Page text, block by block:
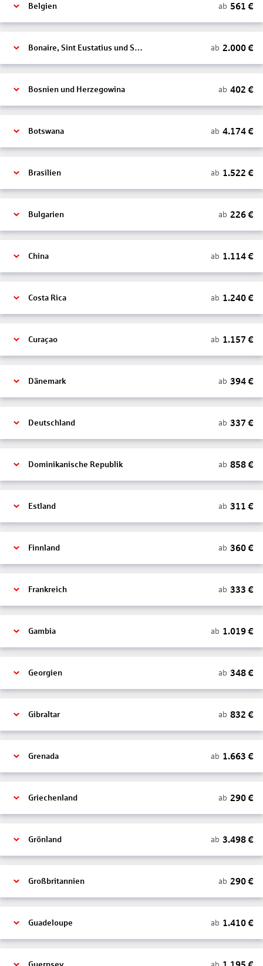
Belgien ab 561 €
Bonaire, Sint Eustatius und Saba ab 2.000€
Bosnien und Herzegowina ab 402 €
Botswana ab 4.174€
Brasilien ab 1.522 €
Bulgarien ab 226€
China ab 1.114€
Costa Rica ab 1.240€
Curaçao ab 1.157 €
Dänemark ab 394€
Deutschland ab 337 €
Dominikanische Republik ab 858€
Estland ab 311 €
Finnland ab 360€
Frankreich ab 333 €
Gambia ab 1.019€
Georgien ab 348€
Gibraltar ab 832 €
Grenada ab 1.663 €
Griechenland ab 290€
Grönland ab 3.498€
Großbritannien ab 290€
Guadeloupe ab 1.410€
ab